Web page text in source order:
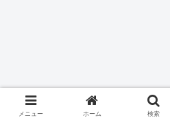
メニュー ホーム 検索